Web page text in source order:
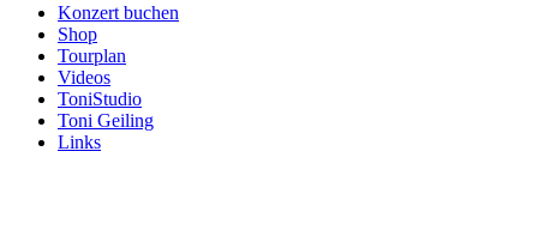
Konzert buchen
Shop
Tourplan
Videos
ToniStudio
Toni Geiling
Links